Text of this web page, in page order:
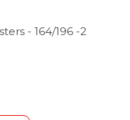
- 164/196 -2